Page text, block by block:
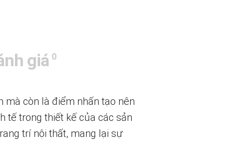
giá 0
mà còn là điểm nhấn tạo nên
tế trong thiết kế của các sản
trí nội thất, mang lại sự